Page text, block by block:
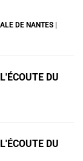
DE NANTES |
DU
DU